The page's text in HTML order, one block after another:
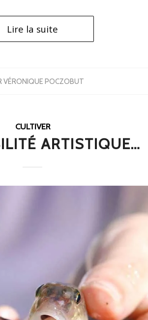
Lire la suite
VÉRONIQUE POCZOBUT
CULTIVER
ARTISTIQUE…